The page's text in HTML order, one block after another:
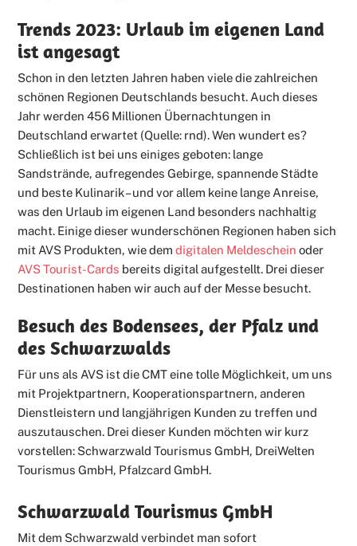
Trends 2023: Urlaub im eigenen Land
ist angesagt
Schon in den letzten Jahren haben viele die zahlreichen
schönen Regionen Deutschlands besucht. Auch dieses
Jahr werden 456 Millionen Übernachtungen in
Deutschland erwartet (Quelle: rnd). Wen wundert es?
Schließlich ist bei uns einiges geboten: lange
Sandstrände, aufregendes Gebirge, spannende Städte
und beste Kulinarik – und vor allem keine lange Anreise,
was den Urlaub im eigenen Land besonders nachhaltig
macht. Einige dieser wunderschönen Regionen haben sich
mit AVS Produkten, wie demdigitalen Meldeschein oder
AVS Tourist-Cards bereits digital aufgestellt. Drei dieser
Destinationen haben wir auch auf der Messe besucht.
Besuch des Bodensees, der Pfalz und
des Schwarzwalds
Für uns als AVS ist die CMT eine tolle Möglichkeit, um uns
mit Projektpartnern, Kooperationspartnern, anderen
Dienstleistern und langjährigen Kunden zu treffen und
auszutauschen. Drei dieser Kunden möchten wir kurz
vorstellen: Schwarzwald Tourismus GmbH, DreiWelten
Tourismus GmbH, Pfalzcard GmbH.
Schwarzwald Tourismus GmbH
Mit dem Schwarzwald verbindet man sofort